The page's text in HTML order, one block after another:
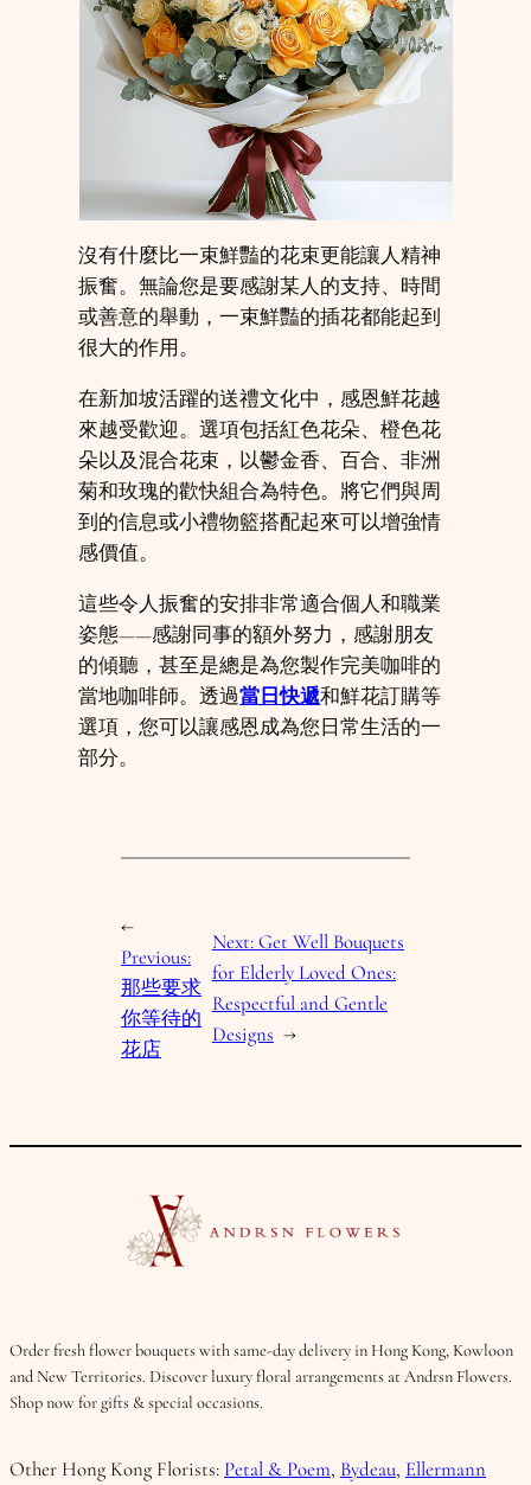
沒有什麼比一束鮮豔的花束更能讓人精神
振奮。無論您是要感謝某人的支持、時間
或善意的舉動，一束鮮豔的插花都能起到
很大的作用。
在新加坡活躍的送禮文化中，感恩鮮花越
來越受歡迎。選項包括紅色花朵、橙色花
朵以及混合花束，以鬱金香、百合、非洲
菊和玫瑰的歡快組合為特色。將它們與周
到的信息或小禮物籃搭配起來可以增強情
感價值。
這些令人振奮的安排非常適合個人和職業
姿態——感謝同事的額外努力，感謝朋友
的傾聽，甚至是總是為您製作完美咖啡的
當地咖啡師。透過當日快遞和鮮花訂購等
選項，您可以讓感恩成為您日常生活的一
部分。
←
Previous:
那些要求
你等待的
花店
Next:Get Well Bouquets
for Elderly Loved Ones:
Respectful and Gentle
Designs →
Order fresh flower bouquets with same-day delivery in Hong Kong, Kowloon
and New Territories. Discover luxury floral arrangements at Andrsn Flowers.
Shop now for gifts & special occasions.
Other Hong Kong Florists: Petal & Poem, Bydeau, Ellermann